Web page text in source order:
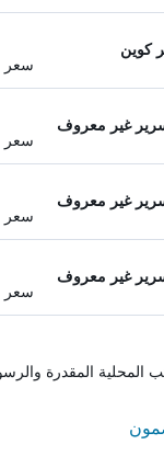
سعر
غير معروف
سعر
غير معروف
سعر
غير معروف
سعر
المحلية المقدرة